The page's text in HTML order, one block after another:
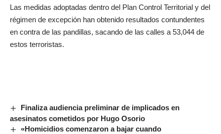
Las medidas adoptadas dentro del Plan Control Territorial y del
régimen de excepción han obtenido resultados contundentes
en contra de las pandillas, sacando de las calles a 53,044 de
estos terroristas.
Finaliza audiencia preliminar de implicados en
asesinatos cometidos por Hugo Osorio
«Homicidios comenzaron a bajar cuando